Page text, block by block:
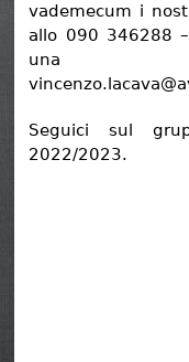
vademecum i
allo 090 346288
una
Seguici sul
2022/2023.